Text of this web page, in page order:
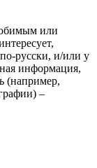
или
русски, и/или у
информация,
(например,
–